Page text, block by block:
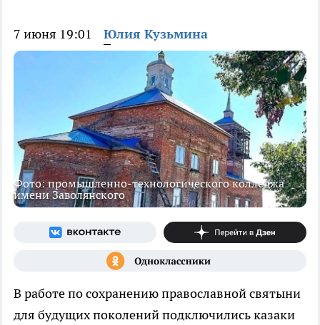
7 июня 19:01 Юлия Кузьмина
Фото: промышленно-технологического колледжа
имени Заволянского
В работе по сохранению православной святыни
для будущих поколений подключились казаки